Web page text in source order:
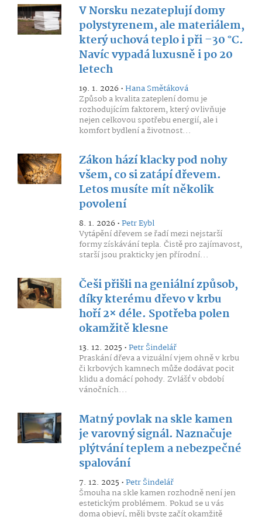
V Norsku nezateplují domy
polystyrenem, ale materiálem,
který uchová teplo i při –30 °C.
Navíc vypadá luxusně i po 20
letech
19. 1. 2026 •Hana Smětáková
Způsob a kvalita zateplení domu je
rozhodujícím faktorem, který ovlivňuje
nejen celkovou spotřebu energií, ale i
komfort bydlení a životnost...
Zákon hází klacky pod nohy
všem, co si zatápí dřevem.
Letos musíte mít několik
povolení
8. 1. 2026 •Petr Eybl
Vytápění dřevem se řadí mezi nejstarší
formy získávání tepla. Čistě pro zajímavost,
starší jsou prakticky jen přírodní...
Češi přišli na geniální způsob,
díky kterému dřevo v krbu
hoří 2× déle. Spotřeba polen
okamžitě klesne
13. 12. 2025 •Petr Šindelář
Praskání dřeva a vizuální vjem ohně v krbu
či krbových kamnech může dodávat pocit
klidu a domácí pohody. Zvlášť v období
vánočních...
Matný povlak na skle kamen
je varovný signál. Naznačuje
plýtvání teplem a nebezpečné
spalování
7. 12. 2025 •Petr Šindelář
Šmouha na skle kamen rozhodně není jen
estetickým problémem. Pokud se u vás
doma objeví, měli byste začít okamžitě